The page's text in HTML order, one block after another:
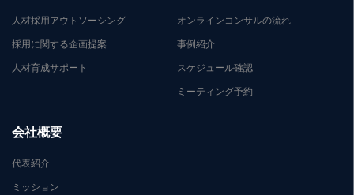
人材採用アウトソーシング
採用に関する企画提案
人材育成サポート
オンラインコンサルの流れ
事例紹介
スケジュール確認
ミーティング予約
会社概要
代表紹介
ミッション